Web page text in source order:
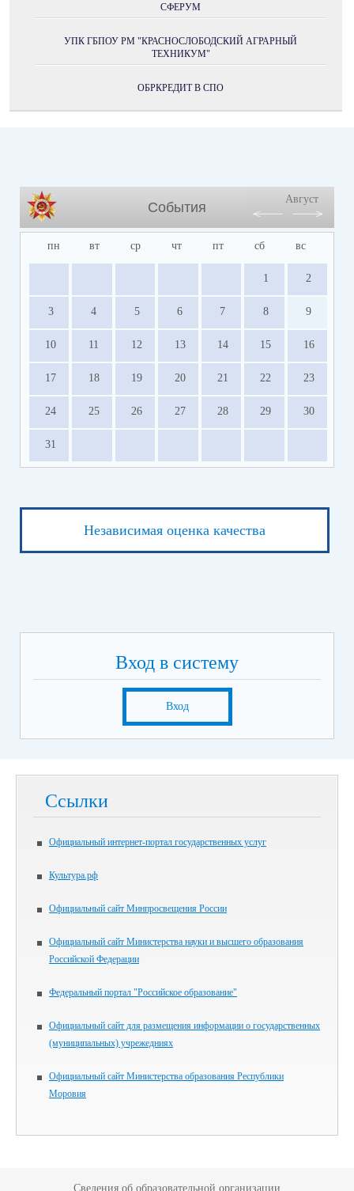
СФЕРУМ
УПК ГБПОУ РМ "КРАСНОСЛОБОДСКИЙ АГРАРНЫЙ
ТЕХНИКУМ"
ОБРКРЕДИТ В СПО
События
Август
пн вт ср чт пт сб вс
1 2
3 4 5 6 7 8 9
10 11 12 13 14 15 16
17 18 19 20 21 22 23
24 25 26 27 28 29 30
31
Независимая оценка качества
Вход в систему
Вход
Ссылки
Официальный интернет-портал государственных услуг
Культура.рф
Официальный сайт Минпросвещения России
Официальный сайт Министерства науки и высшего образования
Российской Федерации
Федеральный портал "Российское образование"
Официальный сайт для размещения информации о государственных
(муниципальных) учрежедниях
Официальный сайт Министерства образования Республики
Моровия
Сведения об образовательной организации